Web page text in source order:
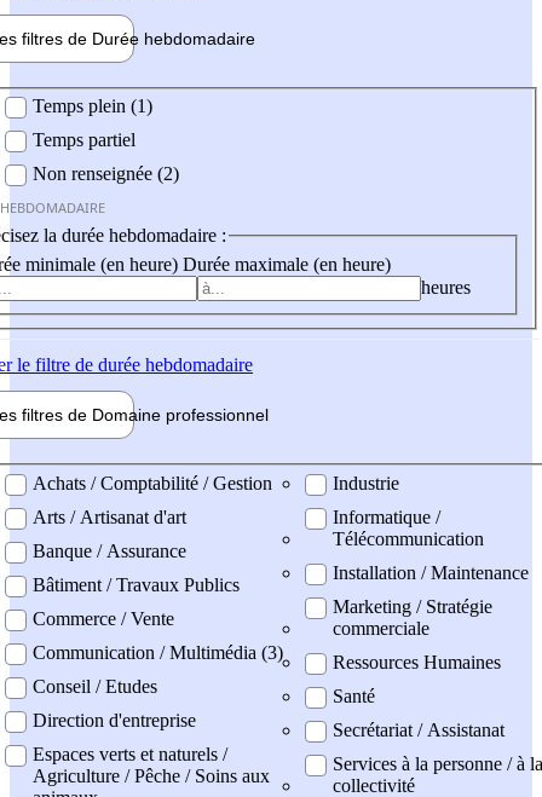
filtres de Durée hebdomadaire
Temps plein (1)
Temps partiel
Non renseignée (2)
la durée hebdomadaire :
minimale (en heure) Durée maximale (en heure)
heures
le filtre de durée hebdomadaire
filtres de Domaine professionnel
professionel
Achats / Comptabilité / Gestion
Arts / Artisanat d'art
Banque / Assurance
Bâtiment / Travaux Publics
Commerce / Vente
Communication / Multimédia (3)
Conseil / Etudes
Direction d'entreprise
Espaces verts et naturels /
Agriculture / Pêche / Soins aux
Industrie
Informatique /
Télécommunication
Installation / Maintenance
Marketing / Stratégie
commerciale
Ressources Humaines
Santé
Secrétariat / Assistanat
Services à la personne / à la
collectivité